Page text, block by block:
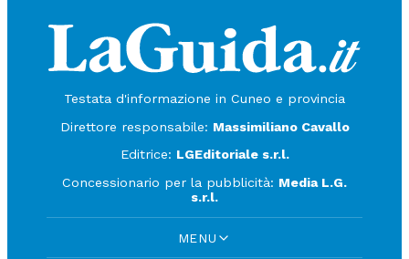
Testata d'informazione in Cuneo e provincia
Direttore responsabile: Massimiliano Cavallo
Editrice: LGEditoriale s.r.l.
Concessionario per la pubblicità: Media L.G.
s.r.l.
MENU